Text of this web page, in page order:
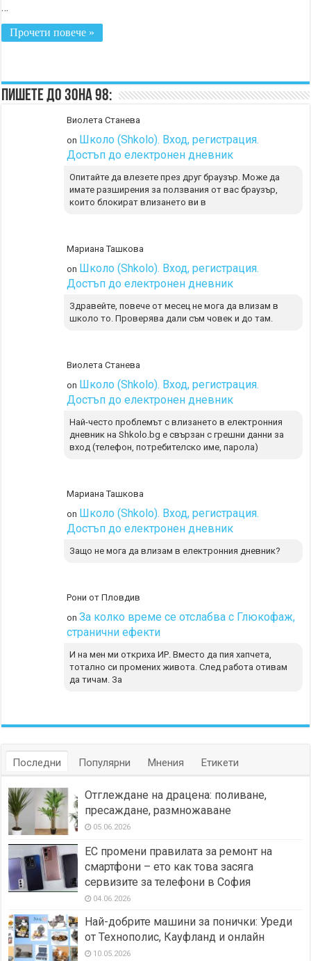
…
Прочети повече »
Пишете до Зона 98:
Виолета Станева
on Школо (Shkolo). Вход, регистрация.
Достъп до електронен дневник
Опитайте да влезете през друг браузър. Може да
имате разширения за ползвания от вас браузър,
които блокират влизането ви в
Мариана Ташкова
on Школо (Shkolo). Вход, регистрация.
Достъп до електронен дневник
Здравейте, повече от месец не мога да влизам в
школо то. Проверява дали съм човек и до там.
Виолета Станева
on Школо (Shkolo). Вход, регистрация.
Достъп до електронен дневник
Най-често проблемът с влизането в електронния
дневник на Shkolo.bg е свързан с грешни данни за
вход (телефон, потребителско име, парола)
Мариана Ташкова
on Школо (Shkolo). Вход, регистрация.
Достъп до електронен дневник
Защо не мога да влизам в електронния дневник?
Рони от Пловдив
onЗа колко време се отслабва с Глюкофаж,
странични ефекти
И на мен ми откриха ИР. Вместо да пия хапчета,
тотално си промених живота. След работа отивам
да тичам. За
Последни Популярни Мнения Етикети
Отглеждане на драцена: поливане,
пресаждане, размножаване
05.06.2026
ЕС промени правилата за ремонт на
смартфони – ето как това засяга
сервизите за телефони в София
04.06.2026
Най-добрите машини за понички: Уреди
от Технополис, Кауфланд и онлайн
10.05.2026